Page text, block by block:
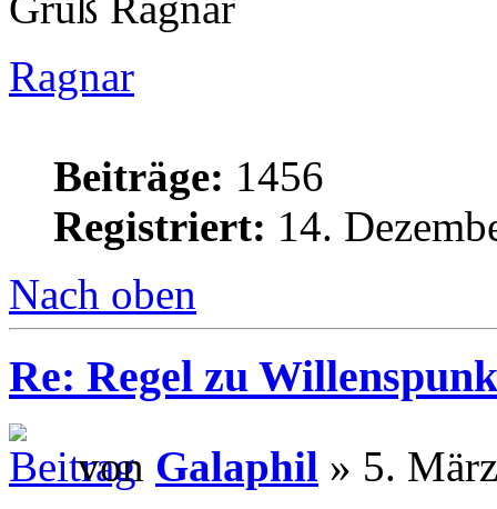
Ragnar
Beiträge: 1456
Registriert: 14.
Nach oben
Re: Regel zu
von Galaphil » 5.